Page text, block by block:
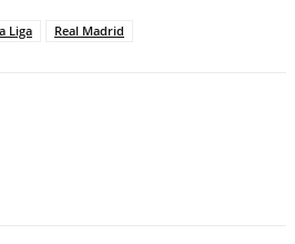
Liga Real Madrid